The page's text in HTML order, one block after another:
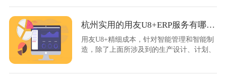
杭州实用的用友U8+ERP服务有哪些公司
用友U8+精细成本，针对智能管理和智能制
造，除了上面所涉及到的生产设计、计划、